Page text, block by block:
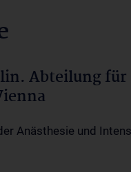
Abteilung
Anästhesie und